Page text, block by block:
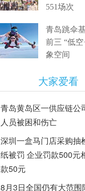
551场次
青岛跳伞
前三 “低
象空间
大家爱看
青岛黄岛区一供应链公
人员被困和伤亡
深圳一盒马门店采购抽
纸被罚 企业罚款500元
款50元
8月3日全国仍有大范围